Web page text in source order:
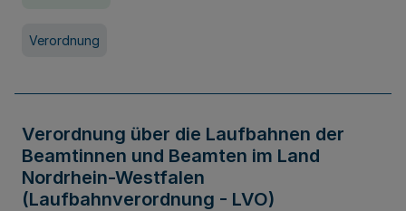
Verordnung
Verordnung über die Laufbahnen der
Beamtinnen und Beamten im Land
Nordrhein-Westfalen
(Laufbahnverordnung - LVO)